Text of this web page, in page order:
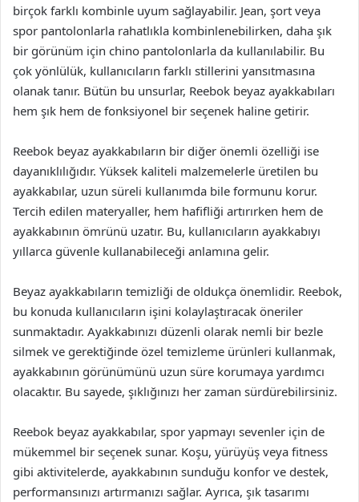
birçok farklı kombinle uyum sağlayabilir. Jean, şort veya
spor pantolonlarla rahatlıkla kombinlenebilirken, daha şık
bir görünüm için chino pantolonlarla da kullanılabilir. Bu
çok yönlülük, kullanıcıların farklı stillerini yansıtmasına
olanak tanır. Bütün bu unsurlar, Reebok beyaz ayakkabıları
hem şık hem de fonksiyonel bir seçenek haline getirir.
Reebok beyaz ayakkabıların bir diğer önemli özelliği ise
dayanıklılığıdır. Yüksek kaliteli malzemelerle üretilen bu
ayakkabılar, uzun süreli kullanımda bile formunu korur.
Tercih edilen materyaller, hem hafifliği artırırken hem de
ayakkabının ömrünü uzatır. Bu, kullanıcıların ayakkabıyı
yıllarca güvenle kullanabileceği anlamına gelir.
Beyaz ayakkabıların temizliği de oldukça önemlidir. Reebok,
bu konuda kullanıcıların işini kolaylaştıracak öneriler
sunmaktadır. Ayakkabınızı düzenli olarak nemli bir bezle
silmek ve gerektiğinde özel temizleme ürünleri kullanmak,
ayakkabının görünümünü uzun süre korumaya yardımcı
olacaktır. Bu sayede, şıklığınızı her zaman sürdürebilirsiniz.
Reebok beyaz ayakkabılar, spor yapmayı sevenler için de
mükemmel bir seçenek sunar. Koşu, yürüyüş veya fitness
gibi aktivitelerde, ayakkabının sunduğu konfor ve destek,
performansınızı artırmanızı sağlar. Ayrıca, şık tasarımı